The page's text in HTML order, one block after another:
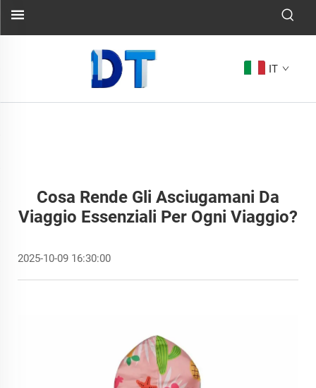
IT
Cosa Rende Gli Asciugamani Da
Viaggio Essenziali Per Ogni Viaggio?
2025-10-09 16:30:00